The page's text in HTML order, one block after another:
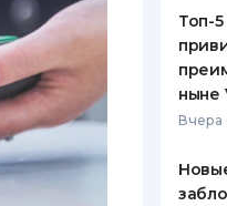
Топ-
ныне
Вчера